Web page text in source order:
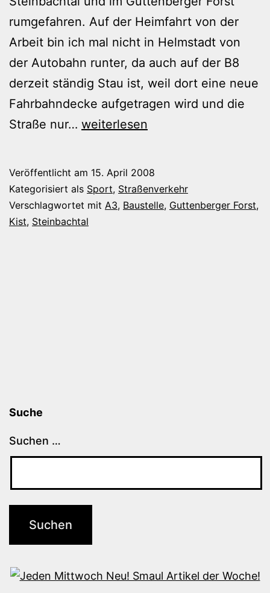
rumgefahren. Auf der Heimfahrt von der
Arbeit bin ich mal nicht in Helmstadt von
der Autobahn runter, da auch auf der B8
derzeit ständig Stau ist, weil dort eine neue
Fahrbahndecke aufgetragen wird und die
Straße nur… Mit
zur
A3-
Großbaustelle
weiterlesen
Veröffentlicht am 15. April 2008
Kategorisiert als Sport, Straßenverkehr
Verschlagwortet mit A3, Baustelle, Guttenberger Forst,
Kist, Steinbachtal
Suche
Suchen …